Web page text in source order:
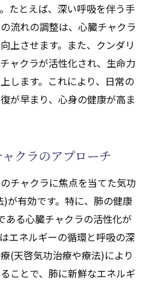
たとえば、深い呼吸を伴う手
流れの調整は、心臓チャクラ
上させます。また、クンダリ
ャクラが活性化され、生命力
します。これにより、日常の
が早まり、心身の健康が高ま
クラのアプローチ
チャクラに焦点を当てた気功
が有効です。特に、肺の健康
ある心臓チャクラの活性化が
エネルギーの循環と呼吸の深
(天啓気功治療や療法)により
ことで、肺に新鮮なエネルギ